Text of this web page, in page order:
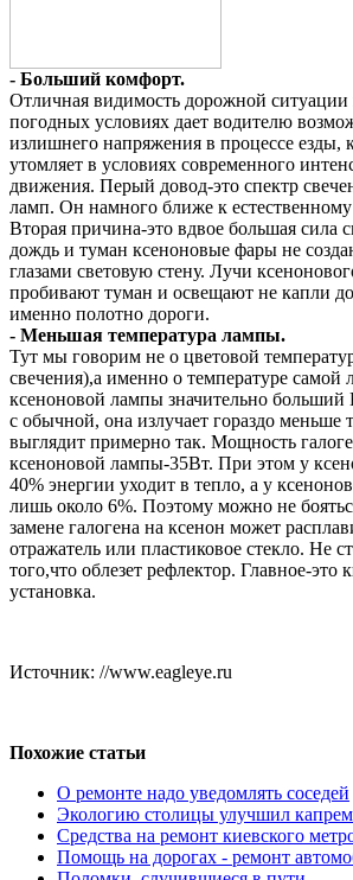
- Больший комфорт.
Отличная видимость дорожной
погодных условиях дает водителю
излишнего напряжения в процессе езды,
утомляет в условиях современного
движения. Перый довод-это спектр
ламп. Он намного ближе к естественному
Вторая причина-это вдвое большая сила
дождь и туман ксеноновые фары не
глазами световую стену. Лучи
пробивают туман и освещают не капли
именно полотно дороги.
- Меньшая температура лампы.
Тут мы говорим не о цветовой
свечения),а именно о температуре
ксеноновой лампы значительно
с обычной, она излучает гораздо меньше
выглядит примерно так. Мощность
ксеноновой лампы-35Вт. При этом у
40% энергии уходит в тепло, а у
лишь около 6%. Поэтому можно не
замене галогена на ксенон может
отражатель или пластиковое стекло. Не
того,что облезет рефлектор. Главное-это
установка.
Источник: //www.eagleye.ru
Похожие статьи
О ремонте надо уведомлять соседей
Экологию столицы улучшил
Средства на ремонт киевского
Помощь на дорогах - ремонт